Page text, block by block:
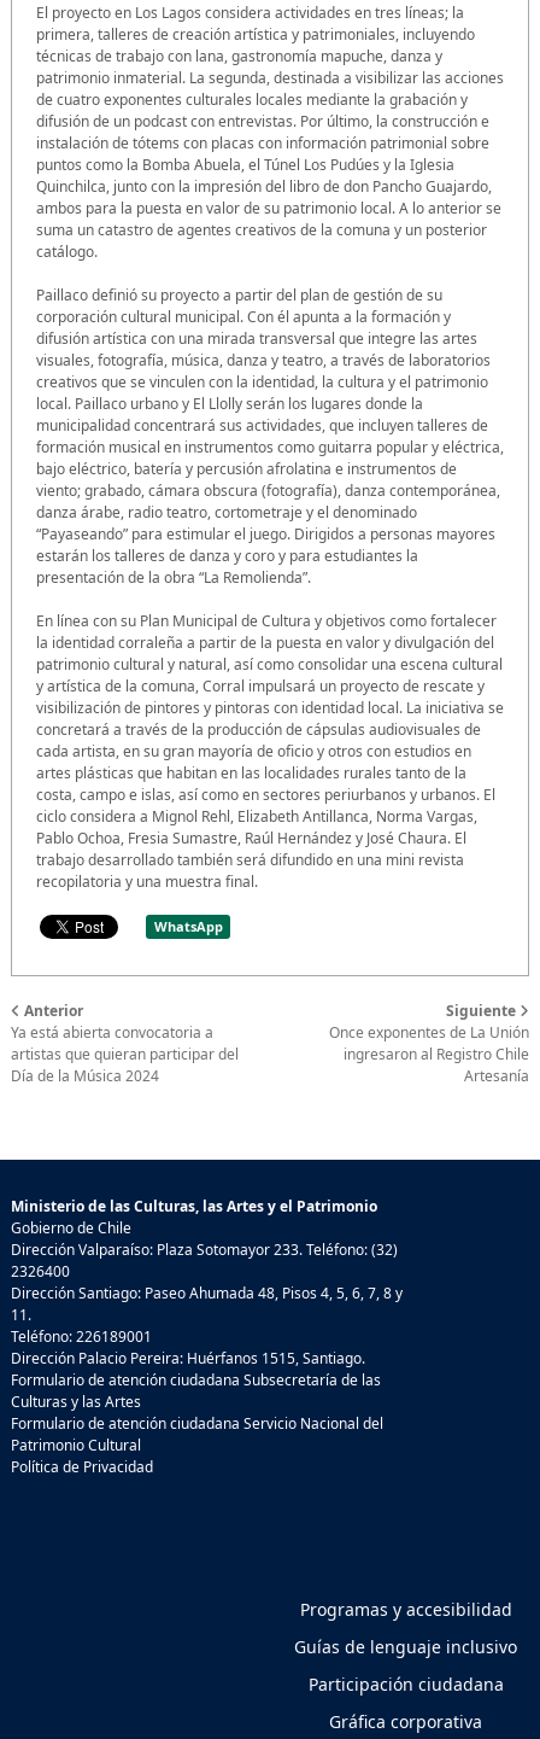
El proyecto en Los Lagos considera actividades en tres líneas; la
primera, talleres de creación artística y patrimoniales, incluyendo
técnicas de trabajo con lana, gastronomía mapuche, danza y
patrimonio inmaterial. La segunda, destinada a visibilizar las acciones
de cuatro exponentes culturales locales mediante la grabación y
difusión de un podcast con entrevistas. Por último, la construcción e
instalación de tótems con placas con información patrimonial sobre
puntos como la Bomba Abuela, el Túnel Los Pudúes y la Iglesia
Quinchilca, junto con la impresión del libro de don Pancho Guajardo,
ambos para la puesta en valor de su patrimonio local. A lo anterior se
suma un catastro de agentes creativos de la comuna y un posterior
catálogo.
Paillaco definió su proyecto a partir del plan de gestión de su
corporación cultural municipal. Con él apunta a la formación y
difusión artística con una mirada transversal que integre las artes
visuales, fotografía, música, danza y teatro, a través de laboratorios
creativos que se vinculen con la identidad, la cultura y el patrimonio
local. Paillaco urbano y El Llolly serán los lugares donde la
municipalidad concentrará sus actividades, que incluyen talleres de
formación musical en instrumentos como guitarra popular y eléctrica,
bajo eléctrico, batería y percusión afrolatina e instrumentos de
viento; grabado, cámara obscura (fotografía), danza contemporánea,
danza árabe, radio teatro, cortometraje y el denominado
“Payaseando” para estimular el juego. Dirigidos a personas mayores
estarán los talleres de danza y coro y para estudiantes la
presentación de la obra “La Remolienda”.
En línea con su Plan Municipal de Cultura y objetivos como fortalecer
la identidad corraleña a partir de la puesta en valor y divulgación del
patrimonio cultural y natural, así como consolidar una escena cultural
y artística de la comuna, Corral impulsará un proyecto de rescate y
visibilización de pintores y pintoras con identidad local. La iniciativa se
concretará a través de la producción de cápsulas audiovisuales de
cada artista, en su gran mayoría de oficio y otros con estudios en
artes plásticas que habitan en las localidades rurales tanto de la
costa, campo e islas, así como en sectores periurbanos y urbanos. El
ciclo considera a Mignol Rehl, Elizabeth Antillanca, Norma Vargas,
Pablo Ochoa, Fresia Sumastre, Raúl Hernández y José Chaura. El
trabajo desarrollado también será difundido en una mini revista
recopilatoria y una muestra final.
WhatsApp
Anterior
Ya está abierta convocatoria a
artistas que quieran participar del
Día de la Música 2024
Siguiente
Once exponentes de La Unión
ingresaron al Registro Chile
Artesanía
Ministerio de las Culturas, las Artes y el Patrimonio
Gobierno de Chile
Dirección Valparaíso: Plaza Sotomayor 233. Teléfono: (32)
2326400
Dirección Santiago: Paseo Ahumada 48, Pisos 4, 5, 6, 7, 8 y
11.
Teléfono: 226189001
Dirección Palacio Pereira: Huérfanos 1515, Santiago.
Formulario de atención ciudadana Subsecretaría de las
Culturas y las Artes
Formulario de atención ciudadana Servicio Nacional del
Patrimonio Cultural
Política de Privacidad
Programas y accesibilidad
Guías de lenguaje inclusivo
Participación ciudadana
Gráfica corporativa